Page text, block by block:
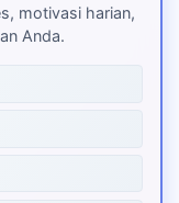
motivasi harian,
Anda.